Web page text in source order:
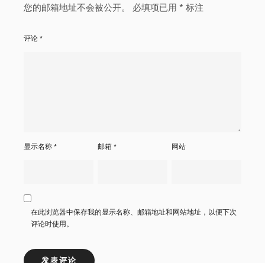
您的邮箱地址不会被公开。 必填项已用 * 标注
评论*
显示名称* 邮箱* 网站
在此浏览器中保存我的显示名称、邮箱地址和网站地址，以便下次
评论时使用。